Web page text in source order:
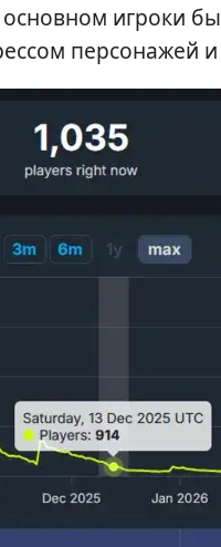
основном игроки